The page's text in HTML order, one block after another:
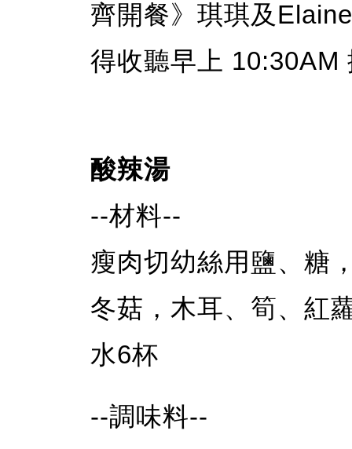
齊開餐》琪琪及
得收聽早上 10:30AM
酸辣湯
--材料--
瘦肉切幼絲用鹽、糖
冬菇，木耳、筍、紅
水6杯
--調味料--